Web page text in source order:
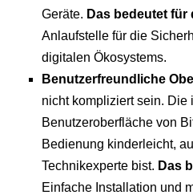
Geräte. Das bedeutet für
Anlaufstelle für die
digitalen Ökosystems.
Benutzerfreundliche
nicht kompliziert sein. Die
Benutzeroberfläche von
Bedienung kinderleicht,
Technikexperte bist. Das
Einfache Installation und